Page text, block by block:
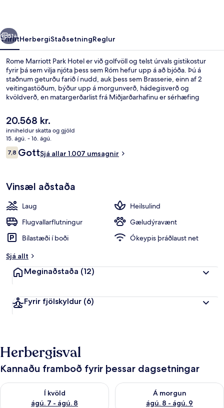
Næsta
51+
YfirlitHerbergiStaðsetningReglur
Rome Marriott Park Hotel er við golfvöll og telst úrvals gistikostur
fyrir þá sem vilja njóta þess sem Róm hefur upp á að bjóða. Þú á
staðnum geturðu farið í nudd, auk þess sem Brasserie, einn af 2
veitingastöðum, býður upp á morgunverð, hádegisverð og
kvöldverð, en matargerðarlist frá Miðjarðarhafinu er sérhæfing
er opin allan sólarhringinn og útilaug sem er opin hluta úr ári.
Sundlaugin og hjálpsamt starfsfólk eru meðal helstu kosta
gististaðarins að mati ferðamanna sem hafa heimsótt hann.
Núverandi
verð
er
20.568 kr.
20.568 kr.
inniheldur skatta og gjöld
15. ágú. - 16. ágú.
Umsagnir
7,87,8 af 10
GottSjá allar 1.007 umsagnir
Vinsæl aðstaða
Laug
Heilsulind
Flugvallarflutningur
Gæludýravænt
Bílastæði í boði
Ókeypis þráðlaust net
Sjá allt
Meginaðstaða (12)
Fyrir fjölskyldur (6)
Herbergisval
Kannaðu framboð fyrir þessar dagsetningar
Í kvöld
ágú. 7 - ágú. 8
Athuga framboð í kvöld ágú. 7 - ágú. 8
Á morgun
ágú. 8 - ágú. 9
Athuga framboð á morgun